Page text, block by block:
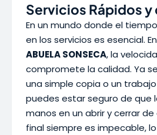
Servicios Rápidos y
En un mundo donde el
en los servicios es esencial. En
ABUELA SONSECA, la
compromete la calidad. Ya
una simple copia o un
puedes estar seguro de que
manos en un abrir y cerrar de
final siempre es impecable,